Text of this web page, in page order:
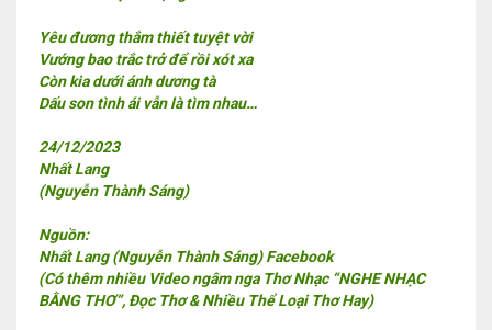
Yêu đương thắm thiết tuyệt vời
Vướng bao trắc trở để rồi xót xa
Còn kia dưới ánh dương tà
Dấu son tình ái vẫn là tìm nhau…
24/12/2023
Nhất Lang
(Nguyễn Thành Sáng)
Nguồn:
Nhất Lang (Nguyễn Thành Sáng) Facebook
(Có thêm nhiều Video ngâm nga Thơ Nhạc “NGHE NHẠC
BẰNG THƠ”, Đọc Thơ & Nhiều Thể Loại Thơ Hay)